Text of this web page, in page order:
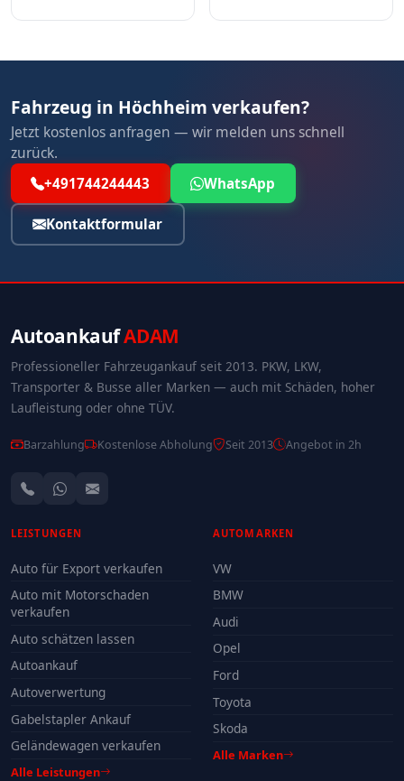
Fahrzeug in Höchheim verkaufen?
Jetzt kostenlos anfragen — wir melden uns schnell
zurück.
+491744244443 WhatsApp
Kontaktformular
AutoankaufADAM
Professioneller Fahrzeugankauf seit 2013. PKW, LKW,
Transporter & Busse aller Marken — auch mit Schäden, hoher
Laufleistung oder ohne TÜV.
Barzahlung Kostenlose Abholung Seit 2013 Angebot in 2h
LEISTUNGEN
Auto für Export verkaufen
Auto mit Motorschaden
verkaufen
Auto schätzen lassen
Autoankauf
Autoverwertung
Gabelstapler Ankauf
Geländewagen verkaufen
Alle Leistungen
AUTOMARKEN
VW
BMW
Audi
Opel
Ford
Toyota
Skoda
Alle Marken